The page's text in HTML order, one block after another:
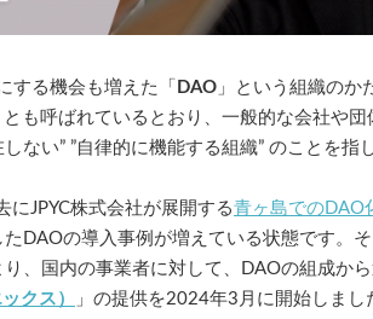
する機会も増えた「 DAO 」という組織のか
とも呼ばれているとおり、一般的な会社や
ない” ”自律的に機能する組織” のことを指
にJPYC株式会社が展開する青ヶ島でのDAO
DAOの導入事例が増えている状態です。
、国内の事業者に対して、DAOの組成か
クス） 」の提供を2024年3月に開始しまし